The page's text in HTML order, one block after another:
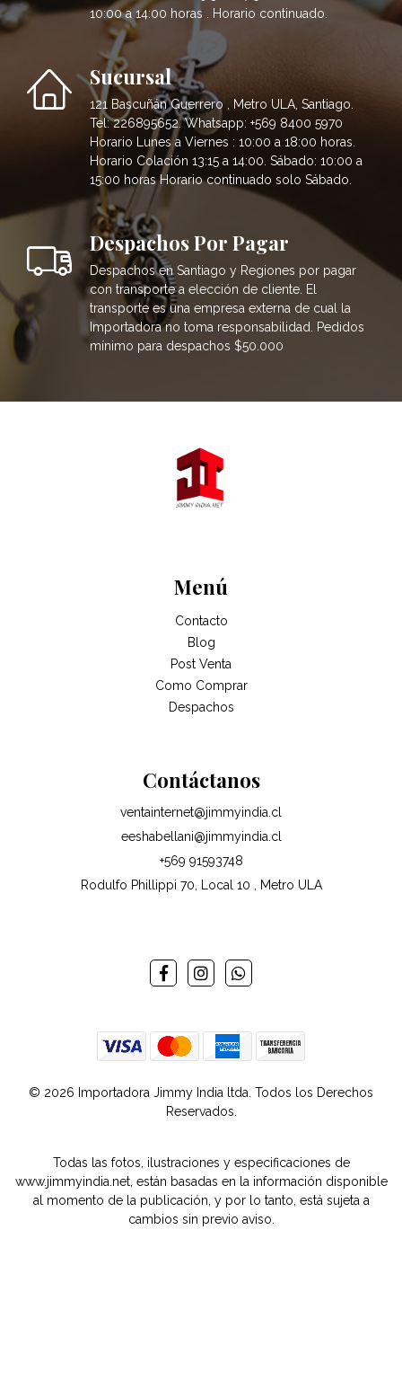
10:00 a 14:00 horas . Horario continuado.
Sucursal
121 Bascuñán Guerrero , Metro ULA, Santiago.
Tel: 226895652. Whatsapp: +569 8400 5970
Horario Lunes a Viernes : 10:00 a 18:00 horas.
Horario Colación 13:15 a 14:00. Sábado: 10:00 a
15:00 horas Horario continuado solo Sábado.
Despachos Por Pagar
Despachos en Santiago y Regiones por pagar
con transporte a elección de cliente. El
transporte es una empresa externa de cual la
Importadora no toma responsabilidad. Pedidos
mínimo para despachos $50.000
Menú
Contacto
Blog
Post Venta
Como Comprar
Despachos
Contáctanos
ventainternet@jimmyindia.cl
eeshabellani@jimmyindia.cl
+569 91593748
Rodulfo Phillippi 70, Local 10 , Metro ULA
© 2026 Importadora Jimmy India ltda. Todos los Derechos
Reservados.
Todas las fotos, ilustraciones y especificaciones de
www.jimmyindia.net, están basadas en la información disponible
al momento de la publicación, y por lo tanto, está sujeta a
cambios sin previo aviso.